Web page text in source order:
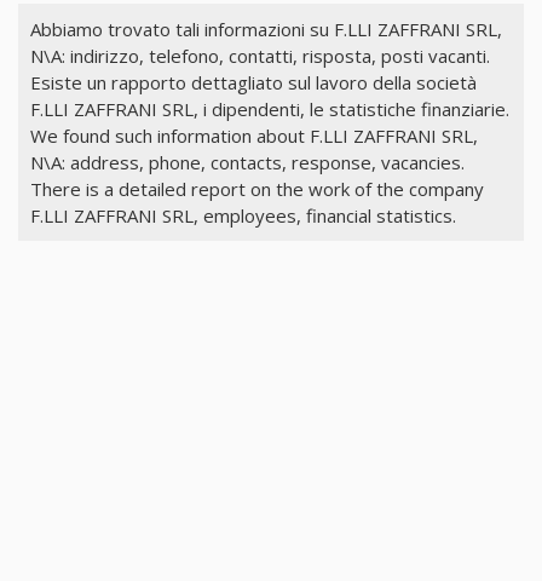
Abbiamo trovato tali informazioni su F.LLI ZAFFRANI SRL,
N\A: indirizzo, telefono, contatti, risposta, posti vacanti.
Esiste un rapporto dettagliato sul lavoro della società
F.LLI ZAFFRANI SRL, i dipendenti, le statistiche finanziarie.
We found such information about F.LLI ZAFFRANI SRL,
N\A: address, phone, contacts, response, vacancies.
There is a detailed report on the work of the company
F.LLI ZAFFRANI SRL, employees, financial statistics.